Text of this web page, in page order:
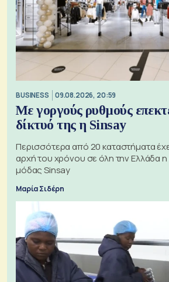
BUSINESS 09.08.2026, 20:59
Με γοργούς ρυθμούς
δίκτυό της η Sinsay
Περισσότερα από 20 καταστήματα
αρχή του χρόνου σε όλη την Ελλάδα
μόδας Sinsay
Μαρία Σιδέρη